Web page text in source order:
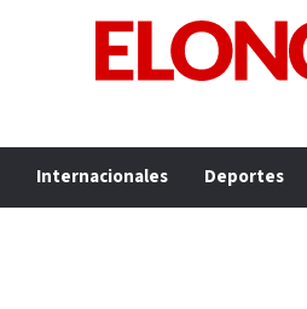
Internacionales Deportes